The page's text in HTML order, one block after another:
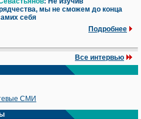
мы не сможем до конца
себя
Подробнее
Все интервью
СМИ